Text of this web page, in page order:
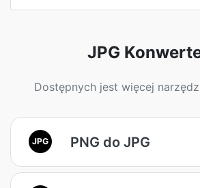
JPG
Dostępnych jest więcej
JPG PNG do JPG